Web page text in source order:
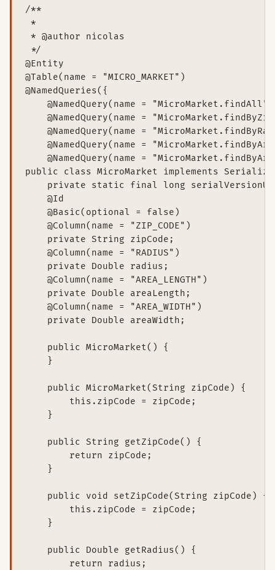
/**
*
* @author nicolas
*/
@Entity
@Table(name = "MICRO_MARKET")
@NamedQueries({
@NamedQuery(name =
@NamedQuery(name =
@NamedQuery(name =
@NamedQuery(name =
@NamedQuery(name =
public class MicroMarket implements
private static final long
    @Id
    @Basic(optional = false)
    @Column(name = "ZIP_CODE")
    private String zipCode;
    @Column(name = "RADIUS")
    private Double radius;
    @Column(name = "AREA_LENGTH")
    private Double areaLength;
    @Column(name = "AREA_WIDTH")
    private Double areaWidth;
    public MicroMarket() {
    }
    public MicroMarket(String zipCode) {
        this.zipCode = zipCode;
    }
    public String getZipCode() {
        return zipCode;
    }
    public void setZipCode(String zipCode) {
        this.zipCode = zipCode;
    }
    public Double getRadius() {
        return radius;